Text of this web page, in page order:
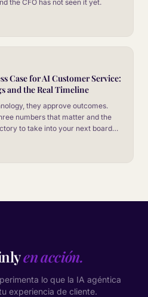
the CFO has not seen it yet.
Case for AI Customer Service:
and the Real Timeline
they approve outcomes.
numbers that matter and the
to take into your next board
en acción.
lo que la IA agéntica
experiencia de cliente.